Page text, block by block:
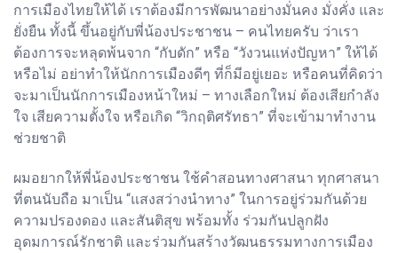
การเมืองไทยให้ได้ เราต้องมีการพัฒนาอย่างมั่นคง มั่งคั่ง และ
ยั่งยืน ทั้งนี้ ขึ้นอยู่กับพี่น้องประชาชน – คนไทยครับ ว่าเรา
ต้องการจะหลุดพ้นจาก “กับดัก” หรือ “วังวนแห่งปัญหา” ให้ได้
หรือไม่ อย่าทำให้นักการเมืองดีๆ ที่ก็มีอยู่เยอะ หรือคนที่คิดว่า
จะมาเป็นนักการเมืองหน้าใหม่ – ทางเลือกใหม่ ต้องเสียกำลัง
ใจ เสียความตั้งใจ หรือเกิด “วิกฤติศรัทธา” ที่จะเข้ามาทำงาน
ช่วยชาติ
ผมอยากให้พี่น้องประชาชน ใช้คำสอนทางศาสนา ทุกศาสนา
ที่ตนนับถือ มาเป็น “แสงสว่างนำทาง” ในการอยู่ร่วมกันด้วย
ความปรองดอง และสันติสุข พร้อมทั้ง ร่วมกันปลูกฝัง
อุดมการณ์รักชาติ และร่วมกันสร้างวัฒนธรรมทางการเมือง